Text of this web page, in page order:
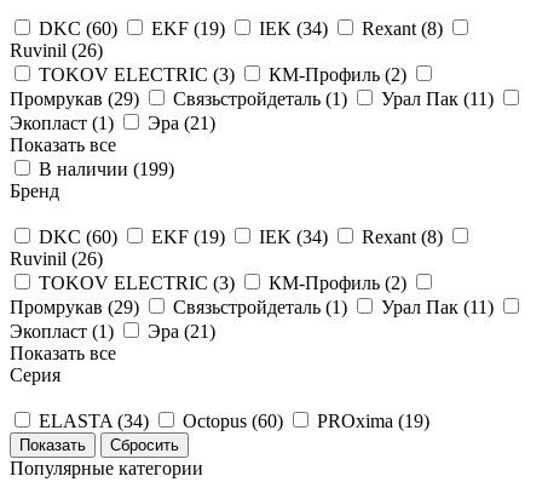
DKC (60) EKF (19) IEK (34) Rexant (8)
Ruvinil (26)
TOKOV ELECTRIC (3) КМ-Профиль (2)
Промрукав (29) Связьстройдеталь (1) Урал Пак (11)
Экопласт (1) Эра (21)
Показать все
В наличии (199)
Бренд
DKC (60) EKF (19) IEK (34) Rexant (8)
Ruvinil (26)
TOKOV ELECTRIC (3) КМ-Профиль (2)
Промрукав (29) Связьстройдеталь (1) Урал Пак (11)
Экопласт (1) Эра (21)
Показать все
Серия
ELASTA (34) Octopus (60) PROxima (19)
Сбросить
Популярные категории